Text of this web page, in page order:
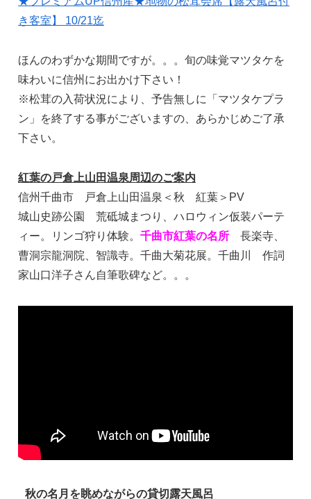
き客室】 10/21迄
ほんのわずかな期間ですが。。。旬の味覚マツタケを
味わいに信州にお出かけ下さい！
※松茸の入荷状況により、予告無しに「マツタケプラ
ン」を終了する事がございますの、あらかじめご了承
下さい。
紅葉の戸倉上山田温泉周辺のご案内
信州千曲市 戸倉上山田温泉＜秋 紅葉＞PV
城山史跡公園 荒砥城まつり、ハロウィン仮装パーテ
ィー。リンゴ狩り体験。 千曲市紅葉の名所 長楽寺、
曹洞宗龍洞院、智識寺。千曲大菊花展。千曲川 作詞
家山口洋子さん自筆歌碑など。。。
秋の名月を眺めながらの貸切露天風呂